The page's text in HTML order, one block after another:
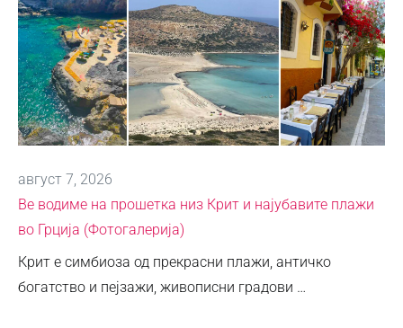
август 7, 2026
Ве водиме на прошетка низ Крит и најубавите плажи
во Грција (Фотогалерија)
Крит е симбиоза од прекрасни плажи, античко
богатство и пејзажи, живописни градови …